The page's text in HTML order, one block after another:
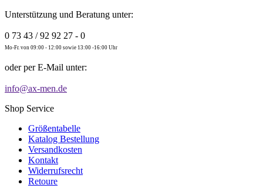
Unterstützung und Beratung unter:
0 73 43 / 92 92 27 - 0
Mo-Fr. von 09:00 - 12:00 sowie 13:00 -16:00 Uhr
oder per E-Mail unter:
info@ax-men.de
Shop Service
Größentabelle
Katalog Bestellung
Versandkosten
Kontakt
Widerrufsrecht
Retoure